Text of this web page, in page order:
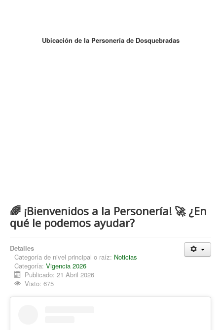
Ubicación de la Personería de Dosquebradas
🌈 ¡Bienvenidos a la Personería! 🚀 ¿En
qué le podemos ayudar?
Detalles
Categoría de nivel principal o raíz: Noticias
Categoría: Vigencia 2026
Publicado: 21 Abril 2026
Visto: 675